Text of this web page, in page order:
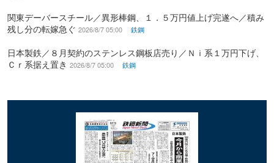
関東デーバースチール／異形棒鋼、１．５万円値上げ完遂へ／積み
残し分の転嫁急ぐ 2026/8/7 05:00 鉄鋼
日本製鉄／８月契約のステンレス鋼板店売り／Ｎｉ系１万円下げ、
Ｃｒ系据え置き 2026/8/7 05:00 鉄鋼